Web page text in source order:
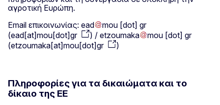
αγροτική Ευρώπη.
Email επικοινωνίας: ead mou [dot] gr
(ead[at]mou[dot]gr ) / etzoumaka mou [dot] gr
(etzoumaka[at]mou[dot]gr )
Πληροφορίες για τα δικαιώματα και το
δίκαιο της ΕΕ